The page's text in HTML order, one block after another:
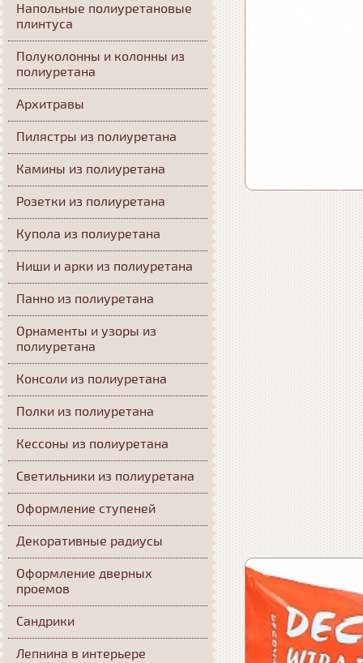
Напольные полиуретановые
плинтуса
Полуколонны и колонны из
полиуретана
Архитравы
Пилястры из полиуретана
Камины из полиуретана
Розетки из полиуретана
Купола из полиуретана
Ниши и арки из полиуретана
Панно из полиуретана
Орнаменты и узоры из
полиуретана
Консоли из полиуретана
Полки из полиуретана
Кессоны из полиуретана
Светильники из полиуретана
Оформление ступеней
Декоративные радиусы
Оформление дверных
проемов
Сандрики
Лепнина в интерьере